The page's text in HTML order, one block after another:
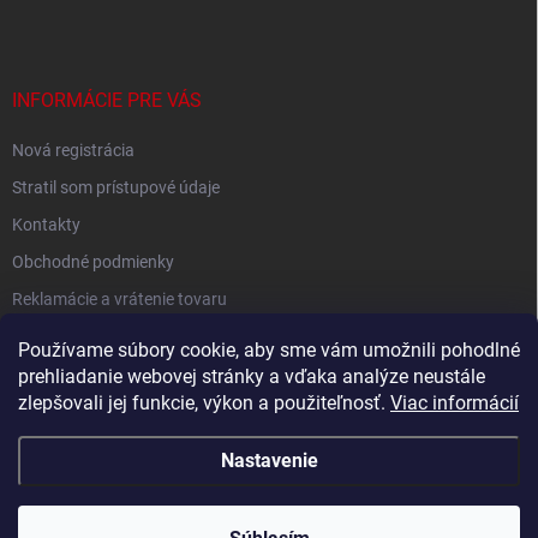
Používame súbory cookie, aby sme vám umožnili pohodlné
prehliadanie webovej stránky a vďaka analýze neustále
zlepšovali jej funkcie, výkon a použiteľnosť. Viac informácií
Nastavenie
INFORMÁCIE PRE VÁS
Nová registrácia
Stratil som prístupové údaje
Kontakty
Obchodné podmienky
Reklamácie a vrátenie tovaru
Shoptet.sk
Nobby.sk . Všetky práva vyhradené.